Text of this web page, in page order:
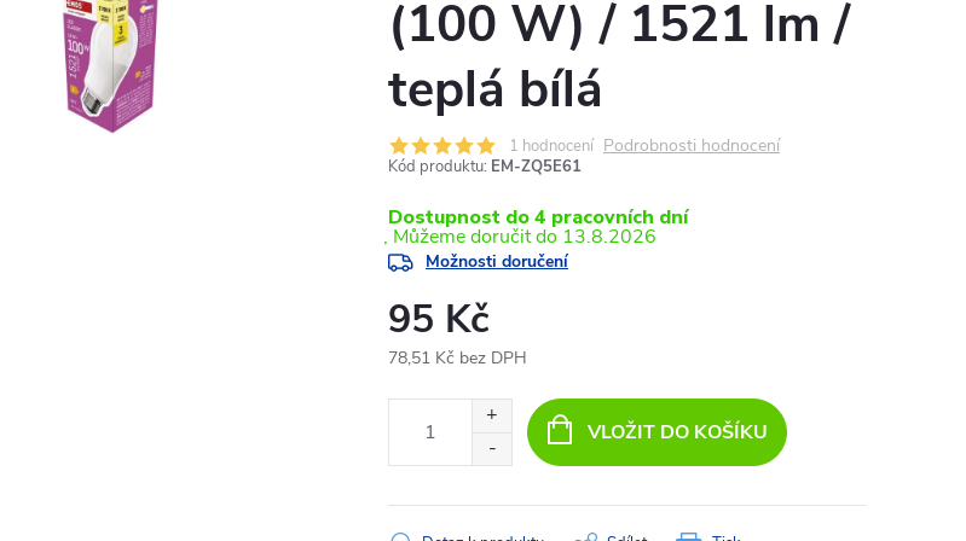
(100 W) / 1521 lm /
teplá bílá
1 hodnocení Podrobnosti hodnocení
Kód produktu: EM-ZQ5E61
Dostupnost do 4 pracovních dní
13.8.2026
Možnosti doručení
95 Kč
78,51 Kč bez DPH
VLOŽIT DO KOŠÍKU